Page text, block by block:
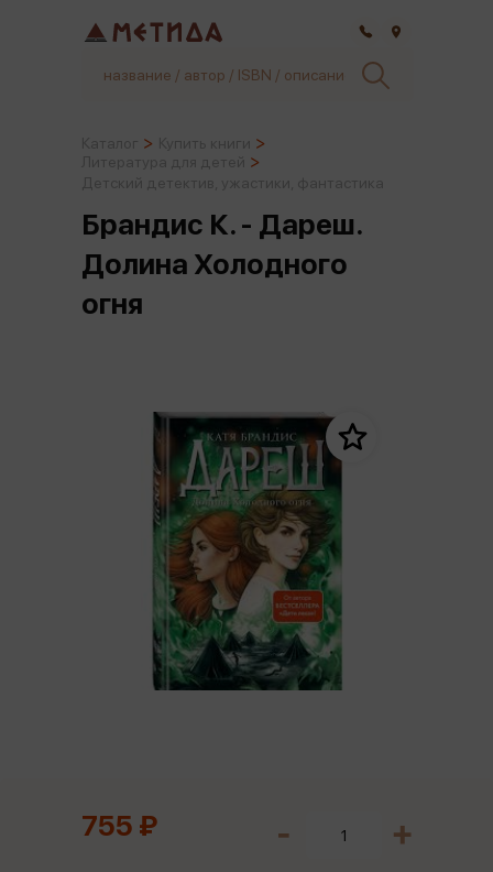
Брандис К. - Дареш.
Долина Холодного
огня
755 ₽